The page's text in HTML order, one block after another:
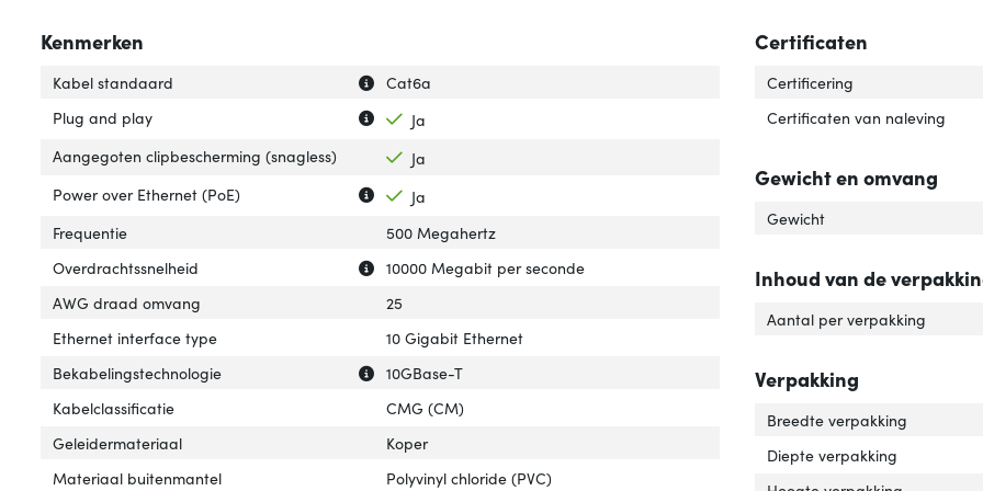
Kenmerken
Uitleg over 'Kabel standaard'
Verberg uitleg over 'Kabel standaard'
Kabel standaard
Cat6a
Uitleg over 'Plug and play'
Verberg uitleg over 'Plug and play'
Plug and play
Ja
Aangegoten clipbescherming (snagless)
Ja
Uitleg over 'Power over Ethernet (PoE)'
Verberg uitleg over 'Power over Ethernet (PoE)'
Power over Ethernet (PoE)
Ja
Frequentie
500 Megahertz
Uitleg over 'Overdrachtssnelheid'
Verberg uitleg over 'Overdrachtssnelheid'
Overdrachtssnelheid
10000 Megabit per seconde
AWG draad omvang
25
Ethernet interface type
10 Gigabit Ethernet
Uitleg over 'Bekabelingstechnologie'
Verberg uitleg over 'Bekabelingstechnologie'
Bekabelingstechnologie
10GBase-T
Kabelclassificatie
CMG (CM)
Geleidermateriaal
Koper
Materiaal buitenmantel
Polyvinyl chloride (PVC)
Certificaten
Certificering
Certificaten van naleving
Gewicht en omvang
Gewicht
Inhoud van de
Aantal per verpakking
Verpakking
Breedte verpakking
Diepte verpakking